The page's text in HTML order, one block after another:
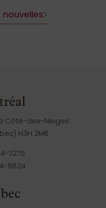
Côte-des-Neiges
H3H 2M6
7275
5824